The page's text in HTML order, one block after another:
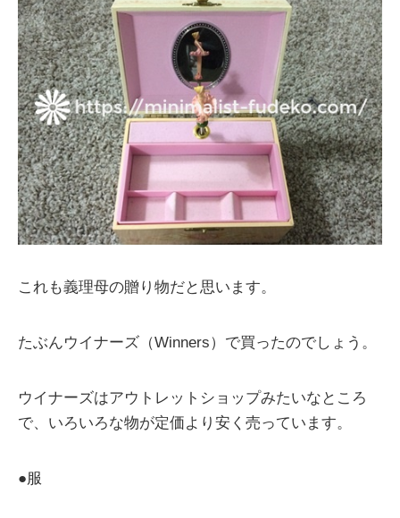
これも義理母の贈り物だと思います。
たぶんウイナーズ（Winners）で買ったのでしょう。
ウイナーズはアウトレットショップみたいなところ
で、いろいろな物が定価より安く売っています。
●服